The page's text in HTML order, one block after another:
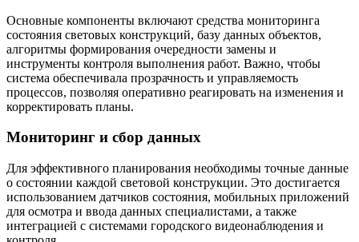
Основные компоненты включают средства мониторинга
состояния световых конструкций, базу данных объектов,
алгоритмы формирования очередности замены и
инструменты контроля выполнения работ. Важно, чтобы
система обеспечивала прозрачность и управляемость
процессов, позволяя оперативно реагировать на изменения и
корректировать планы.
Мониторинг и сбор данных
Для эффективного планирования необходимы точные данные
о состоянии каждой световой конструкции. Это достигается
использованием датчиков состояния, мобильных приложений
для осмотра и ввода данных специалистами, а также
интеграцией с системами городского видеонаблюдения и